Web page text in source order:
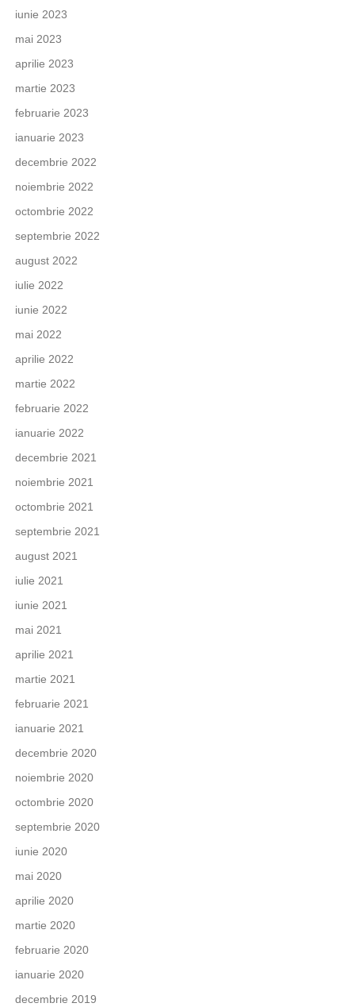
iunie 2023
mai 2023
aprilie 2023
martie 2023
februarie 2023
ianuarie 2023
decembrie 2022
noiembrie 2022
octombrie 2022
septembrie 2022
august 2022
iulie 2022
iunie 2022
mai 2022
aprilie 2022
martie 2022
februarie 2022
ianuarie 2022
decembrie 2021
noiembrie 2021
octombrie 2021
septembrie 2021
august 2021
iulie 2021
iunie 2021
mai 2021
aprilie 2021
martie 2021
februarie 2021
ianuarie 2021
decembrie 2020
noiembrie 2020
octombrie 2020
septembrie 2020
iunie 2020
mai 2020
aprilie 2020
martie 2020
februarie 2020
ianuarie 2020
decembrie 2019